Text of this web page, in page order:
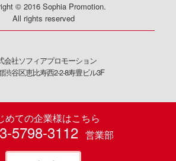
© 2016 Sophia Promotion.
All rights reserved
会社ソフィアプロモーション
渋谷区恵比寿西2-2-8寿豊ビル3F
めての企業様はこちら
5798-3112 営業部